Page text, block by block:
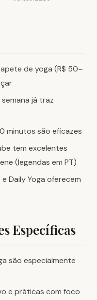
de yoga (R$ 50–
já traz
minutos são eficazes
tem excelentes
(legendas em PT)
Daily Yoga oferecem
Específicas
são especialmente
e práticas com foco